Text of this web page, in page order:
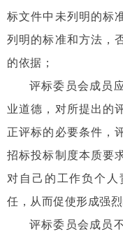
标文件中未列明的标
列明的标准和方法，
的依据；
评标委员会成员
业道德，对所提出的
正评标的必要条件，
招标投标制度本质要
对自己的工作负个
任，从而促使形成强烈
评标委员会成员